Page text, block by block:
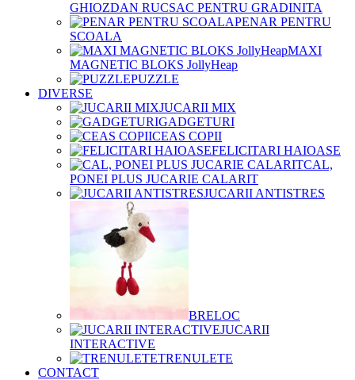
GHIOZDAN RUCSAC PENTRU GRADINITA
PENAR PENTRU
SCOALA
MAXI
MAGNETIC BLOKS JollyHeap
PUZZLE
DIVERSE
JUCARII MIX
GADGETURI
CEAS COPII
FELICITARI HAIOASE
CAL,
PONEI PLUS JUCARIE CALARIT
JUCARII ANTISTRES
BRELOC
JUCARII
INTERACTIVE
TRENULETE
CONTACT